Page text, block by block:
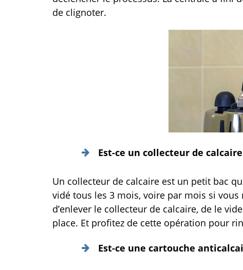
de clignoter.
Est-ce un collecteur de
Un collecteur de calcaire est un petit bac
vidé tous les 3 mois, voire par mois si
d’enlever le collecteur de calcaire, de le
place. Et profitez de cette opération pour
Est-ce une cartouche